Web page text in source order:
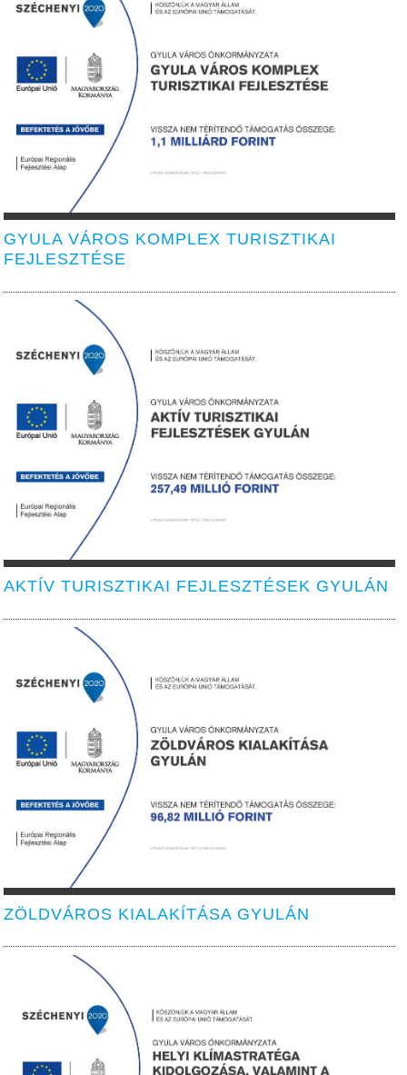
GYULA VÁROS KOMPLEX TURISZTIKAI
FEJLESZTÉSE
AKTÍV TURISZTIKAI FEJLESZTÉSEK GYULÁN
ZÖLDVÁROS KIALAKÍTÁSA GYULÁN